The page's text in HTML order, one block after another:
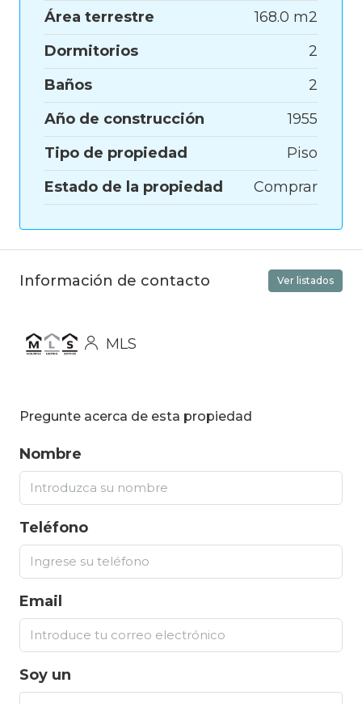
Área terrestre
168.0 m2
Dormitorios
2
Baños
2
Año de construcción
1955
Tipo de propiedad
Piso
Estado de la propiedad
Comprar
Información de contacto Ver listados
MLS
Pregunte acerca de esta propiedad
Nombre
Teléfono
Email
Soy un